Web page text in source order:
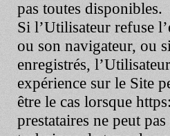
pas toutes disponibles.
Si l’Utilisateur refuse
ou son navigateur, ou
enregistrés,
expérience sur le Site
être le cas lorsque
prestataires ne peut